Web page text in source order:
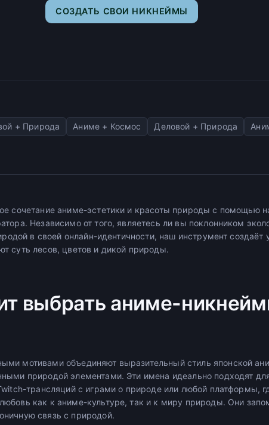
СОЗДАТЬ СВОИ НИКНЕЙМЫ
+ Природа Аниме + Космос Деловой + Природа
сочетание аниме-эстетики и красоты природы с помощью
Независимо от того, являетесь ли вы поклонником
в своей онлайн-идентичности, наш инструмент
суть лесов, цветов и дикой природы.
выбрать аниме-
мотивами объединяют выразительный стиль японской
природой элементами. Эти имена идеально подходят
трансляций с играми о природе или любой платформы,
как к аниме-культуре, так и к миру природы. Они
связь с природой.